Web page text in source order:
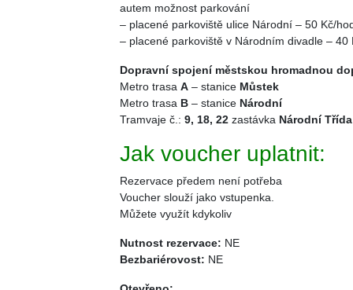
autem možnost parkování
– placené parkoviště ulice Národní – 50 Kč/
– placené parkoviště v Národním divadle – 40
Dopravní spojení městskou hromadnou
Metro trasa A – stanice Můstek
Metro trasa B – stanice Národní
Tramvaje č.: 9, 18, 22 zastávka Národní Třída
Jak voucher uplatnit:
Rezervace předem není potřeba
Voucher slouží jako vstupenka.
Můžete využít kdykoliv
Nutnost rezervace: NE
Bezbariérovost: NE